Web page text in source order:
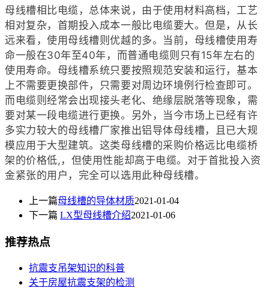
母线槽相比电缆，总体来说，由于使用材料高档，工艺
相对复杂，首期投入成本一般比电缆要大。但是，从长
远来看，使用母线槽则优越的多。当前，母线槽使用寿
命一般在30年至40年，而普通电缆则只有15年左右的
使用寿命。母线槽系统只要按照规范安装和运行，基本
上不需要更换部件，只需要对周边环境例行检查即可。
而电缆则经常会出现接头老化、绝缘层脱落等现象，需
要对某一段电缆进行更换。另外，当今市场上已经有许
多实力较大的母线槽厂家推出铝导体母线槽，且已大规
模应用于大型建筑。这类母线槽的采购价格远比电缆桥
架的价格低,，但使用性能却高于电缆。对于首批投入资
金紧张的用户，完全可以选用此种母线槽。
上一篇母线槽的导体材质2021-01-04
下一篇 LX型母线槽介绍2021-01-06
推荐热点
抗震支吊架知识的科普
关于房屋抗震支架的检测